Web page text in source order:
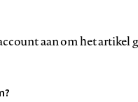
aan om het artikel